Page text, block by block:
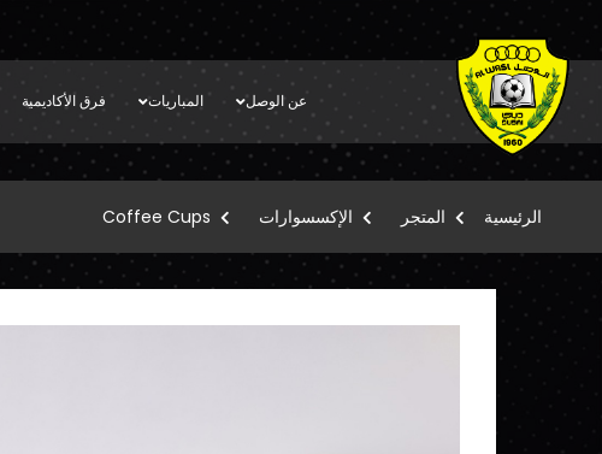
عن الوصل المباريات فرق الأكاديمية
الرئيسية المتجر الإكسسوارات Coffee Cups